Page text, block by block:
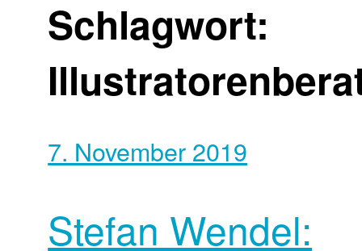
Schlagwort:
7. November 2019
Stefan Wendel: